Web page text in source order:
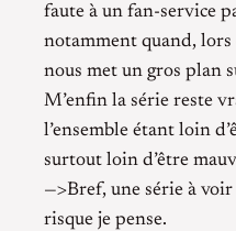
faute à un fan-service
notamment quand, lors
nous met un gros plan
M’enfin la série reste
l’ensemble étant loin
surtout loin d’être
—>Bref, une série à
risque je pense.